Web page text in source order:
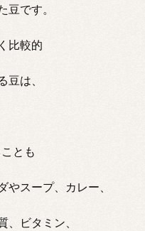
です。
比較的
は、
とも
スープ、カレー、
ビタミン、